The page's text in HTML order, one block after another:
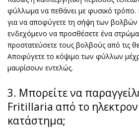
φύλλωμα να πεθάνει με φυσικό τρόπο.
για να αποφύγετε τη σήψη των βολβών
ενδεχόμενο να προσθέσετε ένα
προστατεύσετε τους βολβούς από τις
Αποφύγετε το κόψιμο των φύλλων
μαυρίσουν εντελώς.
3. Μπορείτε να
Fritillaria από το
κατάστημα;